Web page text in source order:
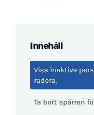
Innehåll
Visa inaktiva
radera.
Ta bort spärren